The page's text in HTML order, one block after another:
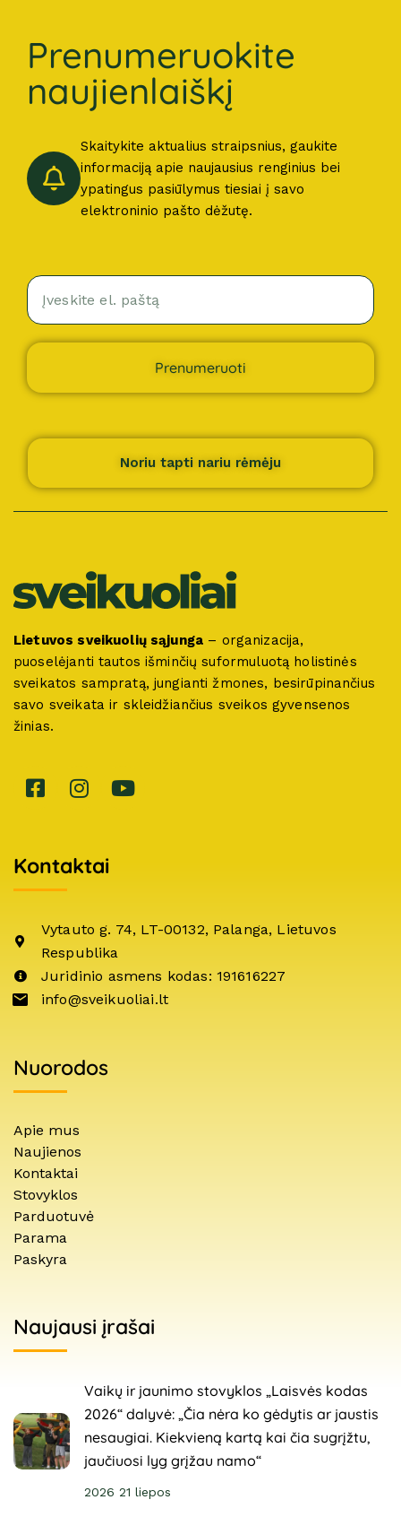
Prenumeruokite
naujienlaiškį
Skaitykite aktualius straipsnius, gaukite
informaciją apie naujausius renginius bei
ypatingus pasiūlymus tiesiai į savo
elektroninio pašto dėžutę.
Prenumeruoti
Noriu tapti nariu rėmėju
Lietuvos sveikuolių sąjunga – organizacija,
puoselėjanti tautos išminčių suformuluotą holistinės
sveikatos sampratą, jungianti žmones, besirūpinančius
savo sveikata ir skleidžiančius sveikos gyvensenos
žinias.
Kontaktai
Vytauto g. 74, LT-00132, Palanga, Lietuvos
Respublika
Juridinio asmens kodas: 191616227
info@sveikuoliai.lt
Nuorodos
Apie mus
Naujienos
Kontaktai
Stovyklos
Parduotuvė
Parama
Paskyra
Naujausi įrašai
Vaikų ir jaunimo stovyklos „Laisvės kodas
2026“ dalyvė: „Čia nėra ko gėdytis ar jaustis
nesaugiai. Kiekvieną kartą kai čia sugrįžtu,
jaučiuosi lyg grįžau namo“
2026 21 liepos